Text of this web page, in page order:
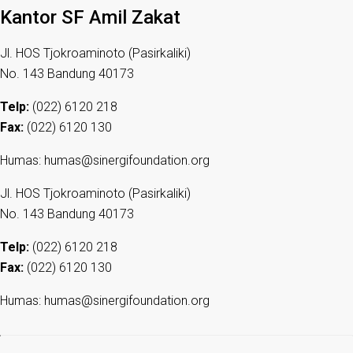
Kantor SF Amil Zakat
Jl. HOS Tjokroaminoto (Pasirkaliki)
No. 143 Bandung 40173
Telp: (022) 6120 218
Fax: (022) 6120 130
Humas: humas@sinergifoundation.org
Jl. HOS Tjokroaminoto (Pasirkaliki)
No. 143 Bandung 40173
Telp: (022) 6120 218
Fax: (022) 6120 130
Humas: humas@sinergifoundation.org